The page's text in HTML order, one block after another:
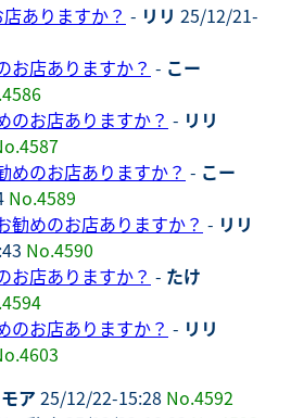
ありますか？ - リリ 25/12/21-
お店ありますか？ - こー
のお店ありますか？ - リリ
めのお店ありますか？ - こー
No.4589
勧めのお店ありますか？ - リリ
No.4590
お店ありますか？ - たけ
のお店ありますか？ - リリ
モア 25/12/22-15:28 No.4592